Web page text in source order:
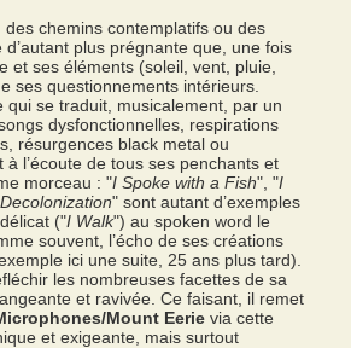
chemins contemplatifs ou des
plus prégnante que, une fois
et ses éléments (soleil, vent, pluie,
ses questionnements intérieurs.
se traduit, musicalement, par un
dysfonctionnelles, respirations
résurgences black metal ou
à l’écoute de tous ses penchants et
morceau : "I Spoke with a Fish", "I
" sont autant d’exemples
("I Walk") au spoken word le
souvent, l’écho de ses créations
ici une suite, 25 ans plus tard).
les nombreuses facettes de sa
et ravivée. Ce faisant, il remet
Mount Eerie via cette
et exigeante, mais surtout